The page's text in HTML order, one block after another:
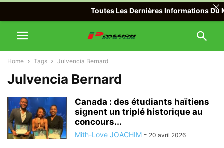
Home Tags Julvencia Bernard
Julvencia Bernard
Canada : des étudiants haïtiens
signent un triplé historique au
concours...
Mith-Love JOACHIM - 20 avril 2026
Toutes Les Dernières Informations Du